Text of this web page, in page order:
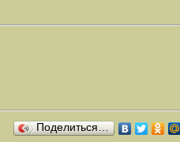
Поделиться…